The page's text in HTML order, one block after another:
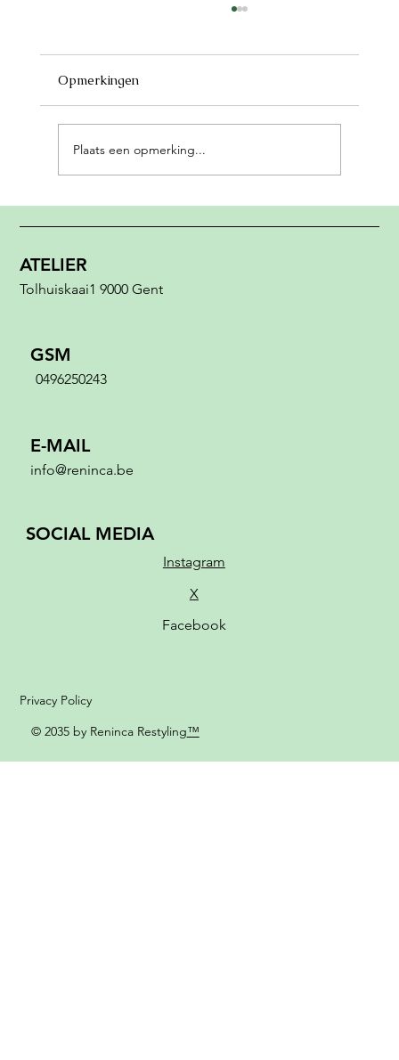
Opmerkingen
Plaats een opmerking...
ATELIER
Tolhuiskaai1 9000 Gent
GSM
0496250243
E-MAIL
info@reninca.be
SOCIAL MEDIA
Instagram
X
Facebook
Privacy Policy
© 2035 by Reninca Restyling™